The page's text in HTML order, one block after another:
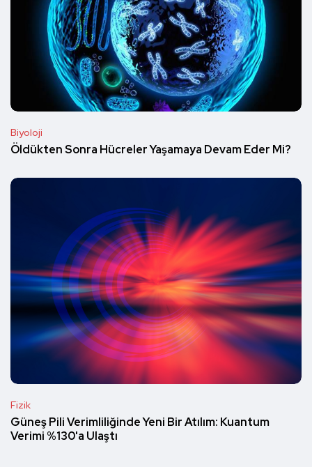
Biyoloji
Öldükten Sonra Hücreler Yaşamaya Devam Eder Mi?
Fizik
Güneş Pili Verimliliğinde Yeni Bir Atılım: Kuantum
Verimi %130'a Ulaştı